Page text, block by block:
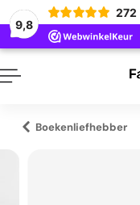
9,8
272
inhoud
Boekenliefhebber